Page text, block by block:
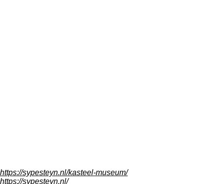
https://sypesteyn.nl/kasteel-museum/
https://sypesteyn.nl/